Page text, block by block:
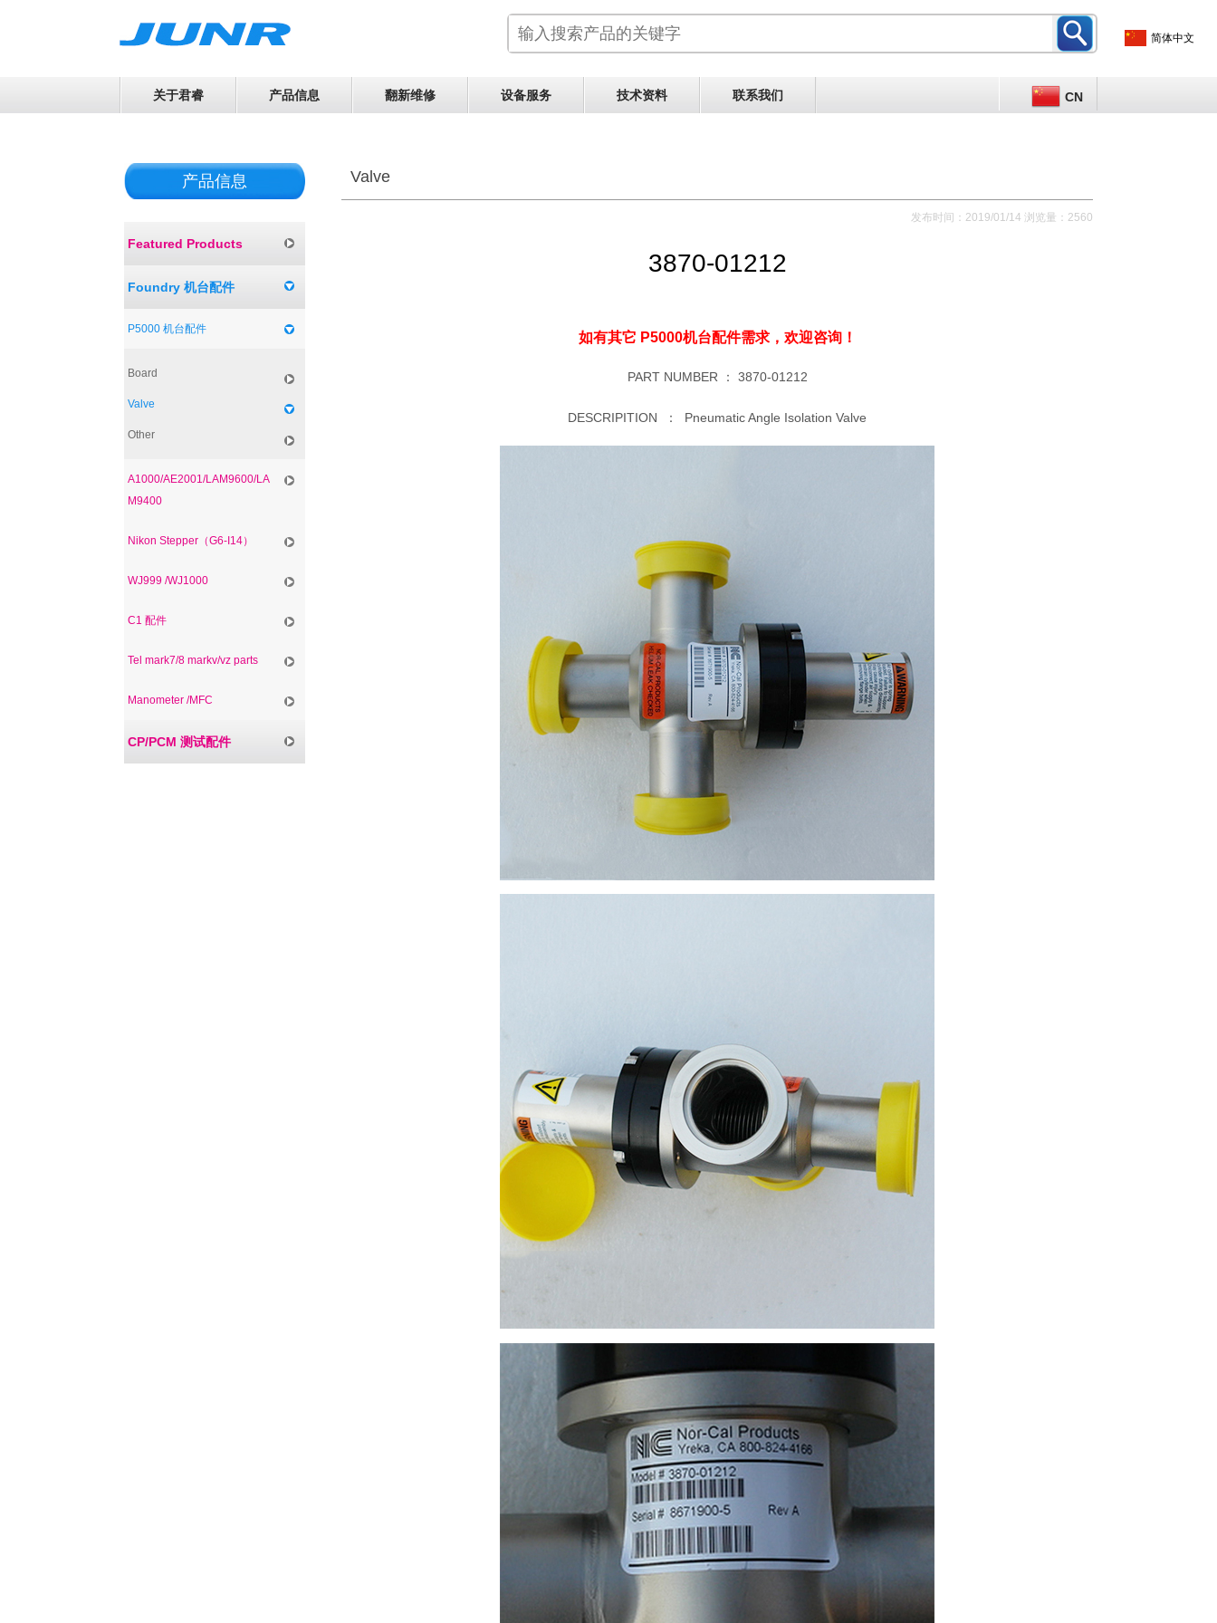
关于君睿 产品信息 翻新维修 设备服务 技术资料 联系我们 CN
产品信息
Featured Products
Foundry 机台配件
P5000 机台配件
Board
Valve
Other
A1000/AE2001/LAM9600/LA
M9400
Nikon Stepper（G6-I14）
WJ999 /WJ1000
C1 配件
Tel mark7/8 markv/vz parts
Manometer /MFC
CP/PCM 测试配件
Valve
发布时间：2019/01/14 浏览量：2560
3870-01212
如有其它 P5000机台配件需求， 欢迎咨询！
PART NUMBER ： 3870-01212
DESCRIPITION ： Pneumatic Angle Isolation Valve
简体中文